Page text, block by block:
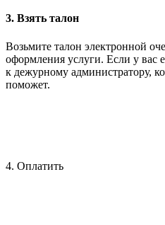
3. Взять талон
Возьмите талон электронной
оформления услуги. Если у вас
к дежурному администратору,
поможет.
4. Оплатить